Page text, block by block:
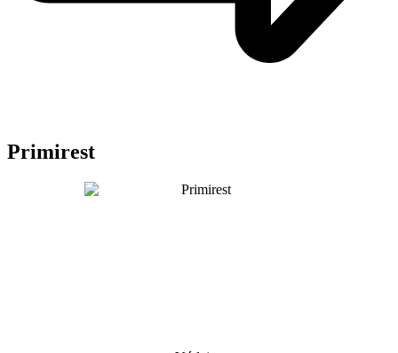
Primirest